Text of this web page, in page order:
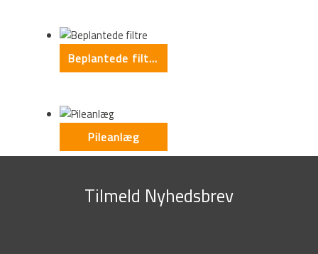
Beplantede filtre
Pileanlæg
Tilmeld Nyhedsbrev